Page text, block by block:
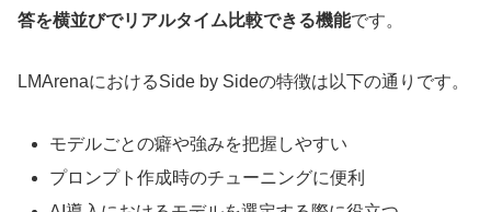
答を横並びでリアルタイム比較できる機能です。
LMArenaにおけるSide by Sideの特徴は以下の通りです。
モデルごとの癖や強みを把握しやすい
プロンプト作成時のチューニングに便利